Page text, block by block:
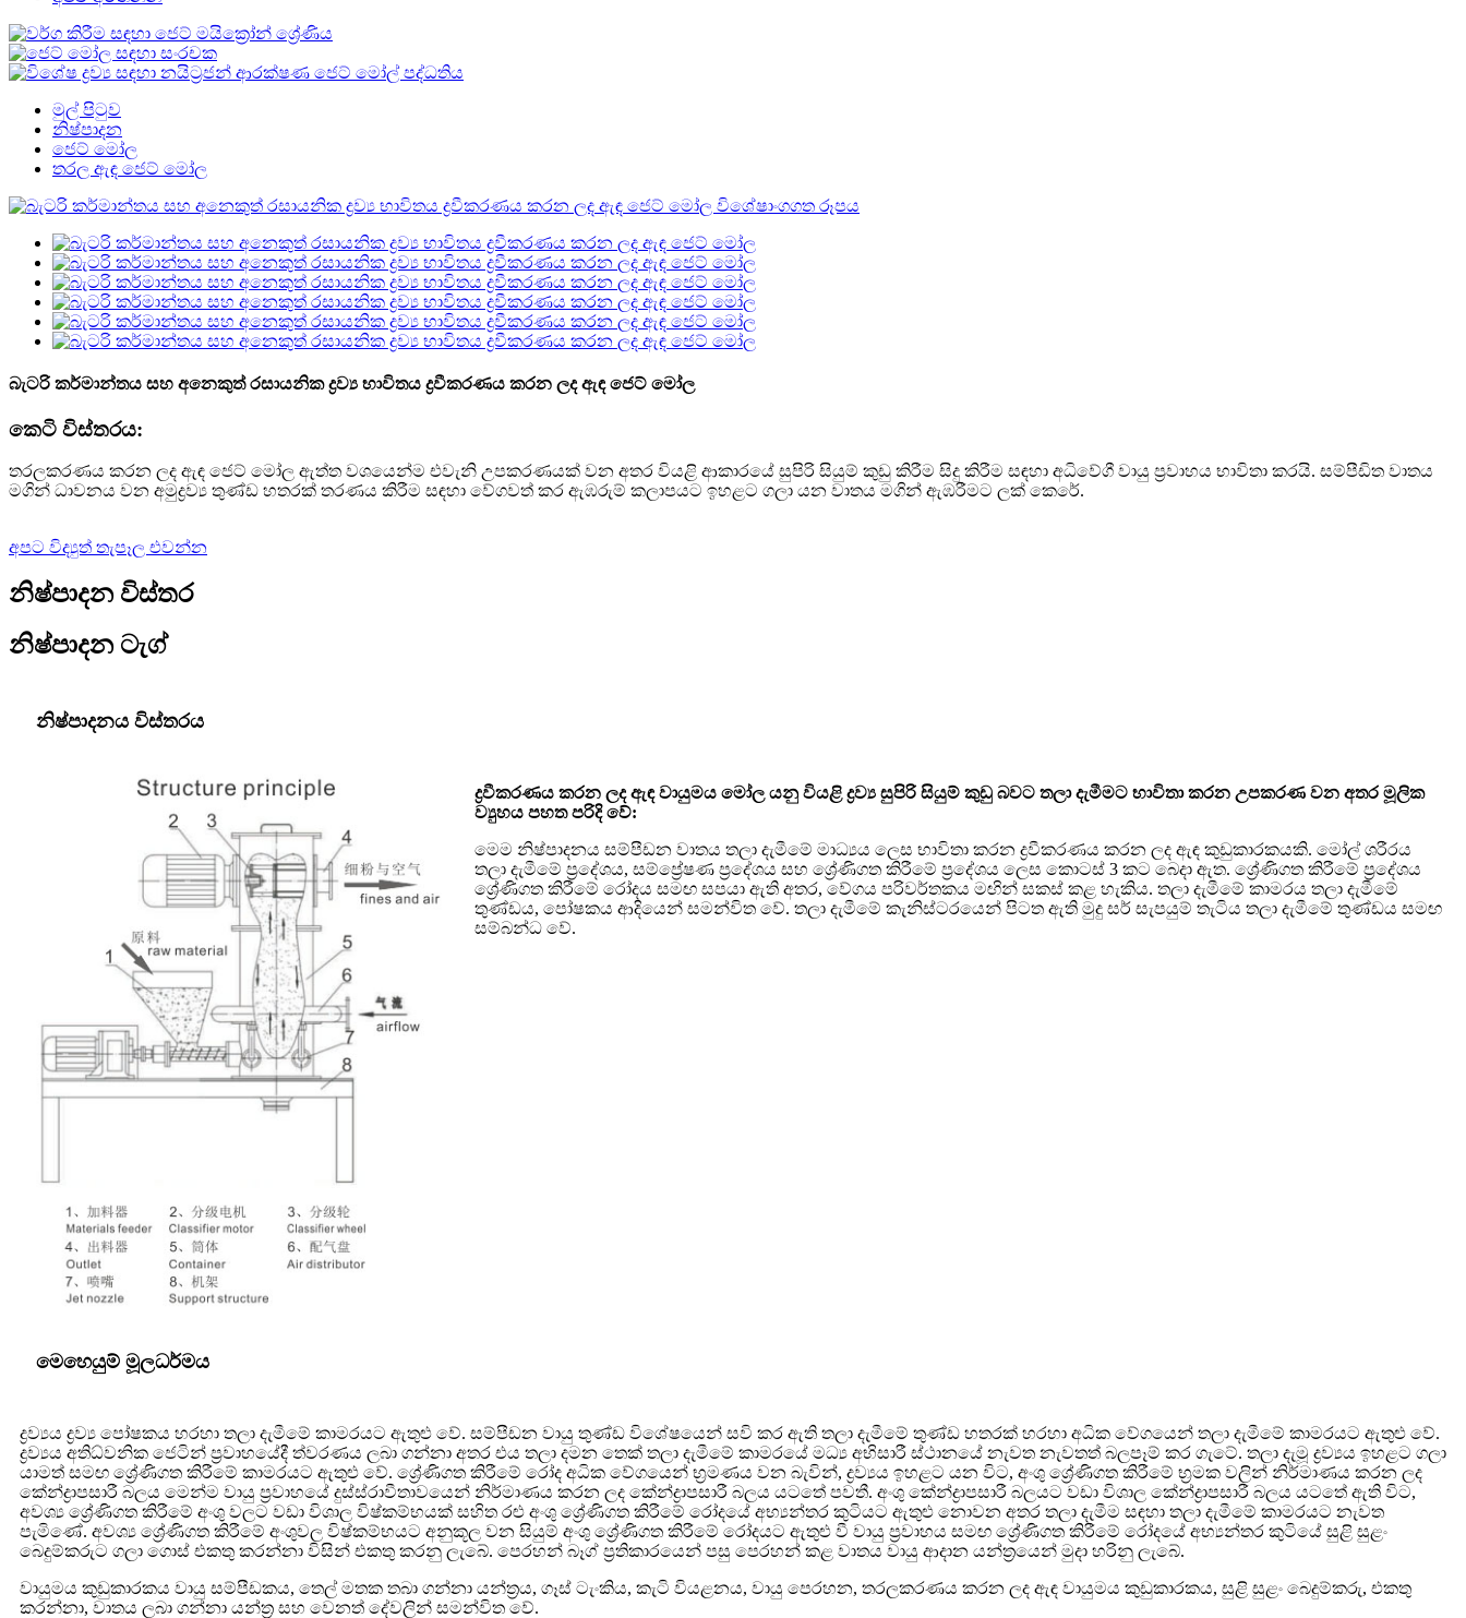
මුල් පිටුව
නිෂ්පාදන
ජෙට් මෝල
තරල ඇඳ ජෙට් මෝල
බැටරි කර්මාන්තය සහ අනෙකුත් රසායනික ද්‍රව්‍ය භාවිතය ද්‍රවීකරණය කරන ලද ඇඳ ජෙට් මෝල
කෙටි විස්තරය:
තරලකරණය කරන ලද ඇඳ ජෙට් මෝල ඇත්ත වශයෙන්ම එවැනි උපකරණයක් වන අතර වියළි ආකාරයේ සුපිරි සියුම් කුඩු කිරීම සිදු කිරීම සඳහා අධිවේගී වායු ප්‍රවාහය භාවිතා කරයි. සම්පීඩිත වාතය
මගින් ධාවනය වන අමුද්‍රව්‍ය තුණ්ඩ හතරක් තරණය කිරීම සඳහා වේගවත් කර ඇඹරුම් කලාපයට ඉහළට ගලා යන වාතය මගින් ඇඹරීමට ලක් කෙරේ.
අපට විද්‍යුත් තැපෑල එවන්න
නිෂ්පාදන විස්තර
නිෂ්පාදන ටැග්
නිෂ්පාදනය විස්තරය
ද්‍රවීකරණය කරන ලද ඇඳ වායුමය මෝල යනු වියළි ද්‍රව්‍ය සුපිරි සියුම් කුඩු බවට තලා දැමීමට භාවිතා කරන උපකරණ වන අතර මූලික
ව්‍යුහය පහත පරිදි වේ:
මෙම නිෂ්පාදනය සම්පීඩන වාතය තලා දැමීමේ මාධ්‍යය ලෙස භාවිතා කරන ද්‍රවීකරණය කරන ලද ඇඳ කුඩුකාරකයකි. මෝල් ශරීරය
තලා දැමීමේ ප්‍රදේශය, සම්ප්‍රේෂණ ප්‍රදේශය සහ ශ්‍රේණිගත කිරීමේ ප්‍රදේශය ලෙස කොටස් 3 කට බෙදා ඇත. ශ්‍රේණිගත කිරීමේ ප්‍රදේශය
ශ්‍රේණිගත කිරීමේ රෝදය සමඟ සපයා ඇති අතර, වේගය පරිවර්තකය මඟින් සකස් කළ හැකිය. තලා දැමීමේ කාමරය තලා දැමීමේ
තුණ්ඩය, පෝෂකය ආදියෙන් සමන්විත වේ. තලා දැමීමේ කැනිස්ටරයෙන් පිටත ඇති මුදු සර් සැපයුම් තැටිය තලා දැමීමේ තුණ්ඩය සමඟ
සම්බන්ධ වේ.
මෙහෙයුම් මූලධර්මය
ද්‍රව්‍යය ද්‍රව්‍ය පෝෂකය හරහා තලා දැමීමේ කාමරයට ඇතුළු වේ. සම්පීඩන වායු තුණ්ඩ විශේෂයෙන් සවි කර ඇති තලා දැමීමේ තුණ්ඩ හතරක් හරහා අධික වේගයෙන් තලා දැමීමේ කාමරයට ඇතුළු වේ.
ද්‍රව්‍යය අතිධ්වනික ජෙටින් ප්‍රවාහයේදී ත්වරණය ලබා ගන්නා අතර එය තලා දමන තෙක් තලා දැමීමේ කාමරයේ මධ්‍ය අභිසාරී ස්ථානයේ නැවත නැවතත් බලපෑම් කර ගැටේ. තලා දැමූ ද්‍රව්‍යය ඉහළට ගලා
යාමත් සමඟ ශ්‍රේණිගත කිරීමේ කාමරයට ඇතුළු වේ. ශ්‍රේණිගත කිරීමේ රෝද අධික වේගයෙන් භ්‍රමණය වන බැවින්, ද්‍රව්‍යය ඉහළට යන විට, අංශු ශ්‍රේණිගත කිරීමේ භ්‍රමක වලින් නිර්මාණය කරන ලද
කේන්ද්‍රාපසාරී බලය මෙන්ම වායු ප්‍රවාහයේ දුස්ස්රාවීතාවයෙන් නිර්මාණය කරන ලද කේන්ද්‍රාපසාරී බලය යටතේ පවතී. අංශු කේන්ද්‍රාපසාරී බලයට වඩා විශාල කේන්ද්‍රාපසාරී බලය යටතේ ඇති විට,
අවශ්‍ය ශ්‍රේණිගත කිරීමේ අංශු වලට වඩා විශාල විෂ්කම්භයක් සහිත රළු අංශු ශ්‍රේණිගත කිරීමේ රෝදයේ අභ්‍යන්තර කුටියට ඇතුළු නොවන අතර තලා දැමීම සඳහා තලා දැමීමේ කාමරයට නැවත
පැමිණේ. අවශ්‍ය ශ්‍රේණිගත කිරීමේ අංශුවල විෂ්කම්භයට අනුකූල වන සියුම් අංශු ශ්‍රේණිගත කිරීමේ රෝදයට ඇතුළු වී වායු ප්‍රවාහය සමඟ ශ්‍රේණිගත කිරීමේ රෝදයේ අභ්‍යන්තර කුටියේ සුළි සුළං
බෙදුම්කරුට ගලා ගොස් එකතු කරන්නා විසින් එකතු කරනු ලැබේ. පෙරහන් බෑග් ප්‍රතිකාරයෙන් පසු පෙරහන් කළ වාතය වායු ආදාන යන්ත්‍රයෙන් මුදා හරිනු ලැබේ.
වායුමය කුඩුකාරකය වායු සම්පීඩකය, තෙල් මතක තබා ගන්නා යන්ත්‍රය, ගෑස් ටැංකිය, කැටි වියළනය, වායු පෙරහන, තරලකරණය කරන ලද ඇඳ වායුමය කුඩුකාරකය, සුළි සුළං බෙදුම්කරු, එකතු
කරන්නා, වාතය ලබා ගන්නා යන්ත්‍ර සහ වෙනත් දේවලින් සමන්විත වේ.